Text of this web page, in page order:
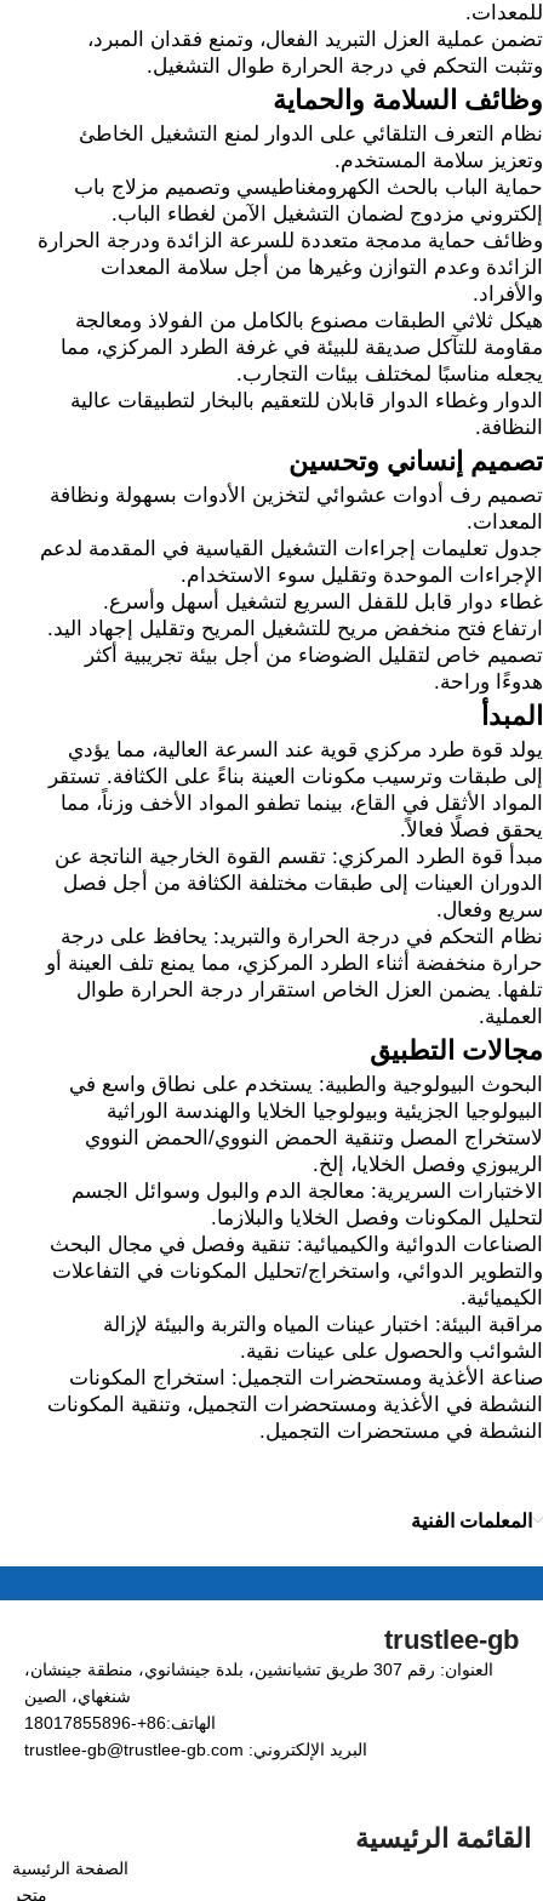
للمعدات.
تضمن عملية العزل التبريد الفعال، وتمنع فقدان المبرد،
وتثبت التحكم في درجة الحرارة طوال التشغيل.
وظائف السلامة والحماية
نظام التعرف التلقائي على الدوار لمنع التشغيل الخاطئ
وتعزيز سلامة المستخدم.
حماية الباب بالحث الكهرومغناطيسي وتصميم مزلاج باب
إلكتروني مزدوج لضمان التشغيل الآمن لغطاء الباب.
وظائف حماية مدمجة متعددة للسرعة الزائدة ودرجة الحرارة
الزائدة وعدم التوازن وغيرها من أجل سلامة المعدات
والأفراد.
هيكل ثلاثي الطبقات مصنوع بالكامل من الفولاذ ومعالجة
مقاومة للتآكل صديقة للبيئة في غرفة الطرد المركزي، مما
يجعله مناسبًا لمختلف بيئات التجارب.
الدوار وغطاء الدوار قابلان للتعقيم بالبخار لتطبيقات عالية
النظافة.
تصميم إنساني وتحسين
تصميم رف أدوات عشوائي لتخزين الأدوات بسهولة ونظافة
المعدات.
جدول تعليمات إجراءات التشغيل القياسية في المقدمة لدعم
الإجراءات الموحدة وتقليل سوء الاستخدام.
غطاء دوار قابل للقفل السريع لتشغيل أسهل وأسرع.
ارتفاع فتح منخفض مريح للتشغيل المريح وتقليل إجهاد اليد.
تصميم خاص لتقليل الضوضاء من أجل بيئة تجريبية أكثر
هدوءًا وراحة.
المبدأ
يولد قوة طرد مركزي قوية عند السرعة العالية، مما يؤدي
إلى طبقات وترسيب مكونات العينة بناءً على الكثافة. تستقر
المواد الأثقل في القاع، بينما تطفو المواد الأخف وزناً، مما
يحقق فصلًا فعالاً.
مبدأ قوة الطرد المركزي: تقسم القوة الخارجية الناتجة عن
الدوران العينات إلى طبقات مختلفة الكثافة من أجل فصل
سريع وفعال.
نظام التحكم في درجة الحرارة والتبريد: يحافظ على درجة
حرارة منخفضة أثناء الطرد المركزي، مما يمنع تلف العينة أو
تلفها. يضمن العزل الخاص استقرار درجة الحرارة طوال
العملية.
مجالات التطبيق
البحوث البيولوجية والطبية: يستخدم على نطاق واسع في
البيولوجيا الجزيئية وبيولوجيا الخلايا والهندسة الوراثية
لاستخراج المصل وتنقية الحمض النووي/الحمض النووي
الريبوزي وفصل الخلايا، إلخ.
الاختبارات السريرية: معالجة الدم والبول وسوائل الجسم
لتحليل المكونات وفصل الخلايا والبلازما.
الصناعات الدوائية والكيميائية: تنقية وفصل في مجال البحث
والتطوير الدوائي، واستخراج/تحليل المكونات في التفاعلات
الكيميائية.
مراقبة البيئة: اختبار عينات المياه والتربة والبيئة لإزالة
الشوائب والحصول على عينات نقية.
صناعة الأغذية ومستحضرات التجميل: استخراج المكونات
النشطة في الأغذية ومستحضرات التجميل، وتنقية المكونات
النشطة في مستحضرات التجميل.
المعلمات الفنية
trustlee-gb
العنوان: رقم 307 طريق تشيانشين، بلدة جينشانوي، منطقة جينشان،
شنغهاي، الصين
الهاتف:86+-18017855896
البريد الإلكتروني: trustlee-gb@trustlee-gb.com
القائمة الرئيسية
الصفحة الرئيسية
متجر